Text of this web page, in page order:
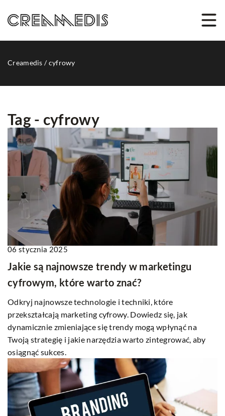
Creamedis /cyfrowy
Tag - cyfrowy
06 stycznia 2025
Jakie są najnowsze trendy w marketingu
cyfrowym, które warto znać?
Odkryj najnowsze technologie i techniki, które
przekształcają marketing cyfrowy. Dowiedz się, jak
dynamicznie zmieniające się trendy mogą wpłynąć na
Twoją strategię i jakie narzędzia warto zintegrować, aby
osiągnąć sukces.